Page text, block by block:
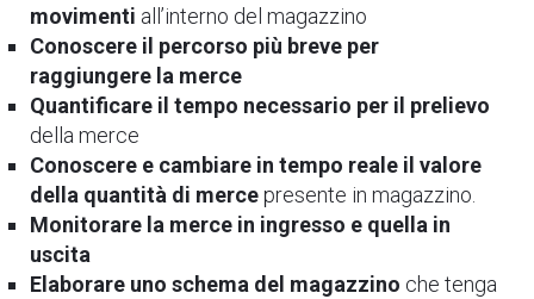
movimenti all’interno del magazzino
Conoscere il percorso più breve per
raggiungere la merce
Quantificare il tempo necessario per il prelievo
della merce
Conoscere e cambiare in tempo reale il valore
della quantità di mercepresente in magazzino.
Monitorare la merce in ingresso e quella in
uscita
Elaborare uno schema del magazzino che tenga